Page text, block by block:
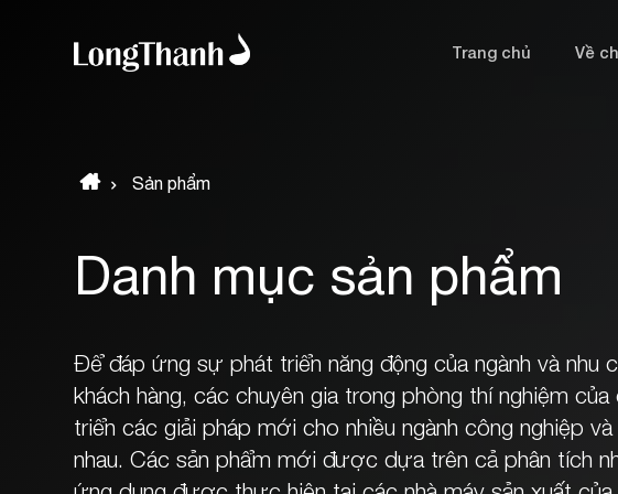
Trang chủ Về
Sản phẩm
Danh mục sản phẩm
Để đáp ứng sự phát triển năng động của ngành và nhu
khách hàng, các chuyên gia trong phòng thí nghiệm
triển các giải pháp mới cho nhiều ngành công nghiệp
nhau. Các sản phẩm mới được dựa trên cả phân tích